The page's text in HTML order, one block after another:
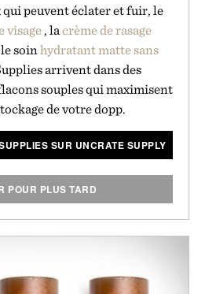
qui peuvent éclater et fuir, le
visage, lacrème de rasage
soinhydratant mattesans
arrivent dans des
souples qui maximisent
de votre dopp.
SUR UNCRATE SUPPLY
POUR PLUS TARD